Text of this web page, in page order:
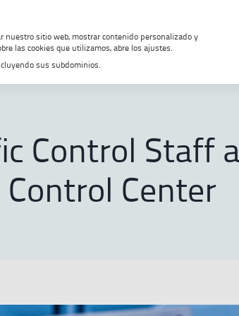
content
Control Staff
Center
sitio web, mostrar contenido personalizado y
las cookies que utilizamos, abre los ajustes.
sus subdominios.